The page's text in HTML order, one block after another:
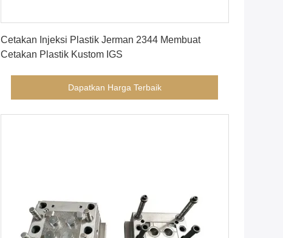
Cetakan Injeksi Plastik Jerman 2344 Membuat
Cetakan Plastik Kustom IGS
Dapatkan Harga Terbaik